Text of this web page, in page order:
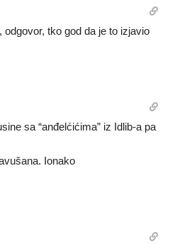
tko god da je to izjavio
sa “anđelćićima” iz Idlib-a pa
Ionako